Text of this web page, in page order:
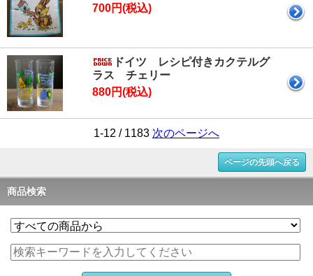
700円(税込)
ドイツ レシピ付きカクテルグ
ラス チェリー
880円(税込)
1-12 / 1183 次のページへ
ページの先頭へ戻る
商品検索